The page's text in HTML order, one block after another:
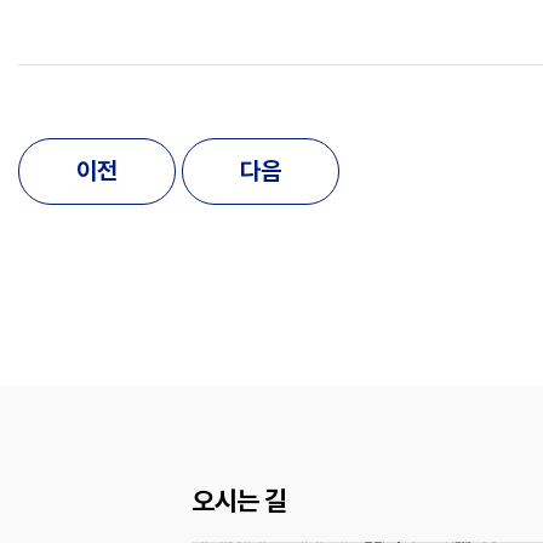
이전 다음
오시는 길